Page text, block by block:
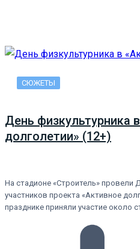
СЮЖЕТЫ
День физкультурника
долголетии» (12+)
На стадионе «Строитель» провели
участников проекта «Активное
празднике приняли участие около